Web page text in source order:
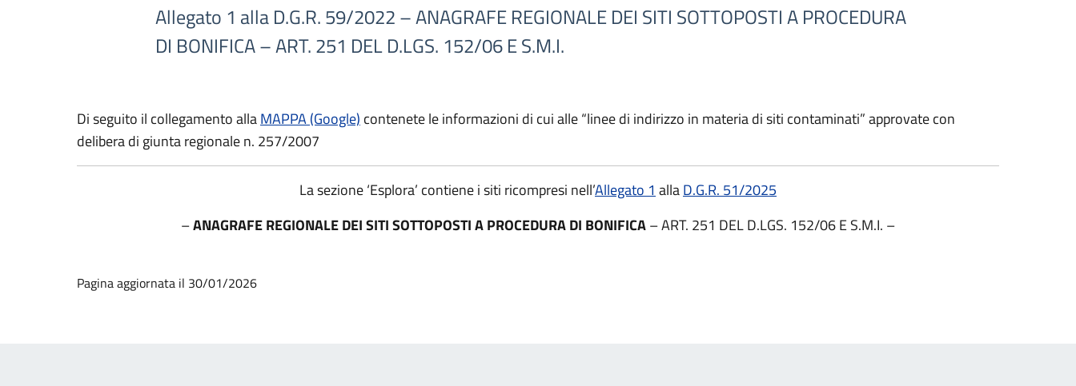
Allegato 1 alla D.G.R. 59/2022 – ANAGRAFE REGIONALE DEI SITI SOTTOPOSTI A PROCEDURA
DI BONIFICA – ART. 251 DEL D.LGS. 152/06 E S.M.I.
Di seguito il collegamento allaMAPPA (Google) contenete le informazioni di cui alle “linee di indirizzo in materia di siti contaminati” approvate con
delibera di giunta regionale n. 257/2007
La sezione ‘Esplora’ contiene i siti ricompresi nell’Allegato 1 allaD.G.R. 51/2025
–ANAGRAFE REGIONALE DEI SITI SOTTOPOSTI A PROCEDURA DI BONIFICA– ART. 251 DEL D.LGS. 152/06 E S.M.I. –
Pagina aggiornata il 30/01/2026